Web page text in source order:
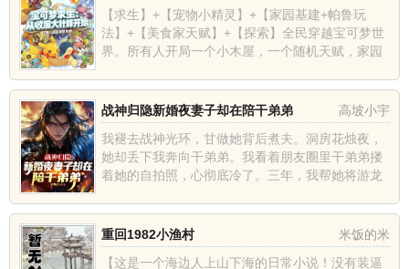
【求生】+【宠物小精灵】+【家园基建+帕鲁玩
法】+【美食家天赋】+【探索】全民穿越宝可梦世
界。所有人开局一个小木屋，一个随机天赋，家园
赋。有人开局获得稀有道...
高坡小宇
战神归隐新婚夜妻子却在陪干弟弟
我褪去战神光环，甘做她背后煮夫。洞房花烛夜，
她却丢下我奔向干弟弟。我看着朋友圈里干弟弟搂
着她的自拍照，心彻底冷了。三年，我帮她将游龙
被干弟弟打断。三年，她永...
米饭的米
重回1982小渔村
【这是一个海边人上山下海的日常小说！没有装逼